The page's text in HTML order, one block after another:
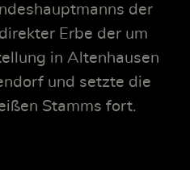
der
Erbe der um
in Altenhausen
und setzte die
Stamms fort.